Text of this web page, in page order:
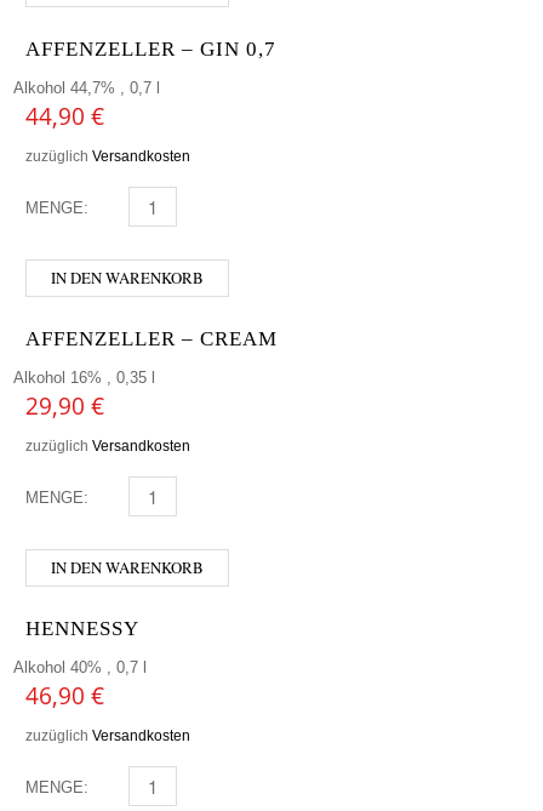
AFFENZELLER – GIN 0,7
Alkohol 44,7% , 0,7 l
44,90 €
zuzüglich Versandkosten
MENGE: AFFENZELLER - GIN 0,7 MENGE
IN DEN WARENKORB
AFFENZELLER – CREAM
Alkohol 16% , 0,35 l
29,90 €
zuzüglich Versandkosten
MENGE: AFFENZELLER - CREAM MENGE
IN DEN WARENKORB
HENNESSY
Alkohol 40% , 0,7 l
46,90 €
zuzüglich Versandkosten
MENGE: HENNESSY MENGE